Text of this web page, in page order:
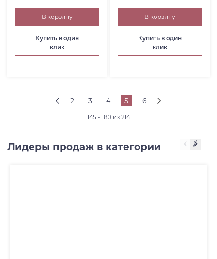
В корзину
Купить в один
клик
В корзину
Купить в один
клик
2 3 4 5 6
145 - 180 из 214
Лидеры продаж в категории